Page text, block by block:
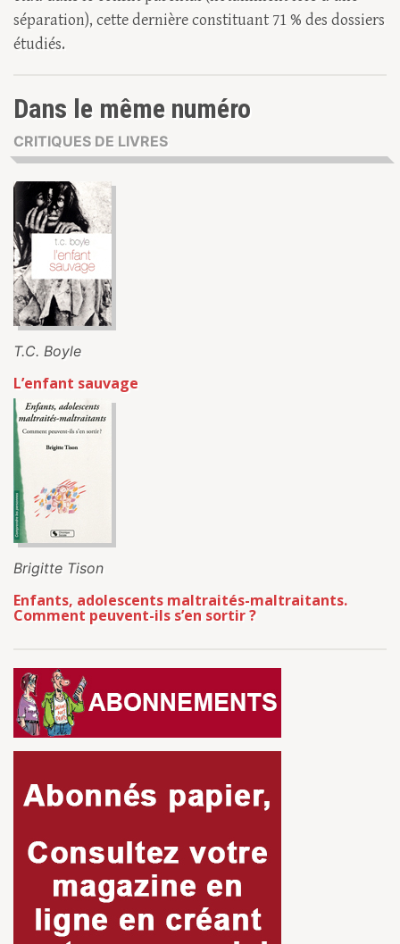
séparation), cette dernière constituant 71 % des dossiers
étudiés.
Dans le même numéro
CRITIQUES DE LIVRES
T.C. Boyle
L’enfant sauvage
Brigitte Tison
Enfants, adolescents maltraités-maltraitants.
Comment peuvent-ils s’en sortir ?